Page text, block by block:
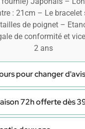
: 21cm – Le bracelet
de poignet –
de conformité et
2 ans
pour changer d'avis
72h offerte dès